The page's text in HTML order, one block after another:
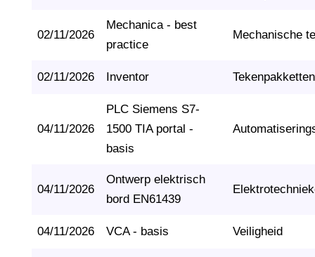
02/11/2026
Mechanica - best
practice
Mechanische
02/11/2026 Inventor Tekenpakketten
04/11/2026
PLC Siemens S7-
1500 TIA portal -
basis
04/11/2026
Ontwerp elektrisch
bord EN61439
04/11/2026 VCA - basis Veiligheid